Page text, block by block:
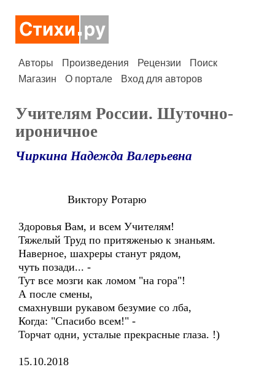
Авторы Произведения Рецензии
Поиск
Магазин
О портале Вход для авторов
Учителям России. Шуточно-
ироничное
Чиркина Надежда Валерьевна
Виктору Ротарю
Здоровья Вам, и всем Учителям!
Тяжелый Труд по притяженью к знаньям.
Наверное, шахреры станут рядом,
чуть позади... -
Тут все мозги как ломом "на гора"!
А после смены,
смахнувши рукавом безумие со лба,
Когда: "Спасибо всем!" -
Торчат одни, усталые прекрасные глаза. !)
15.10.2018